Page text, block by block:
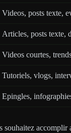
Videos, posts texte,
Articles, posts texte,
Videos courtes,
Tutoriels, vlogs,
Epingles,
accomplir